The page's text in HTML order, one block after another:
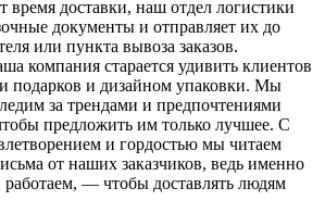
время доставки, наш отдел логистики
документы и отправляет их до
или пункта вывоза заказов.
компания старается удивить клиентов
подарков и дизайном упаковки. Мы
за трендами и предпочтениями
предложить им только лучшее. С
и гордостью мы читаем
от наших заказчиков, ведь именно
работаем, — чтобы доставлять людям